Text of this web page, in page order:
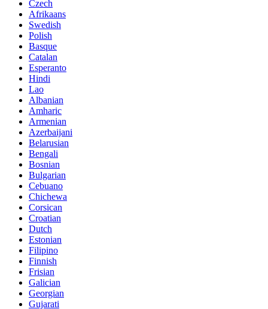
Czech
Afrikaans
Swedish
Polish
Basque
Catalan
Esperanto
Hindi
Lao
Albanian
Amharic
Armenian
Azerbaijani
Belarusian
Bengali
Bosnian
Bulgarian
Cebuano
Chichewa
Corsican
Croatian
Dutch
Estonian
Filipino
Finnish
Frisian
Galician
Georgian
Gujarati